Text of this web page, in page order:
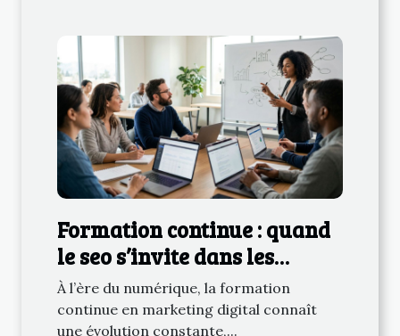
Formation continue : quand
le seo s’invite dans les
cursus marketing digital
À l’ère du numérique, la formation
continue en marketing digital connaît
une évolution constante,...